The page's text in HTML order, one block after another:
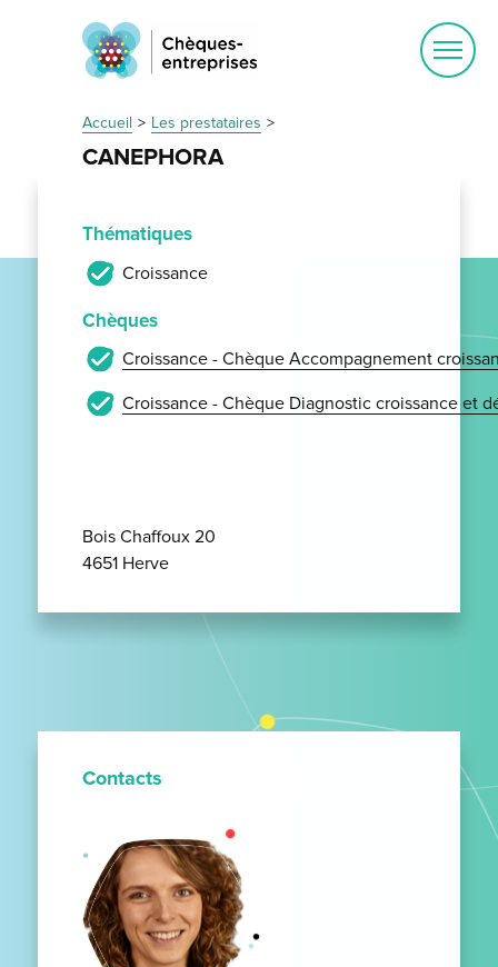
Accueil Les prestataires
CANEPHORA
Thématiques
Croissance
Chèques
Croissance - Chèque Accompagnement
Croissance - Chèque Diagnostic croissance et
Bois Chaffoux 20
4651 Herve
Contacts
Ouvrir
le